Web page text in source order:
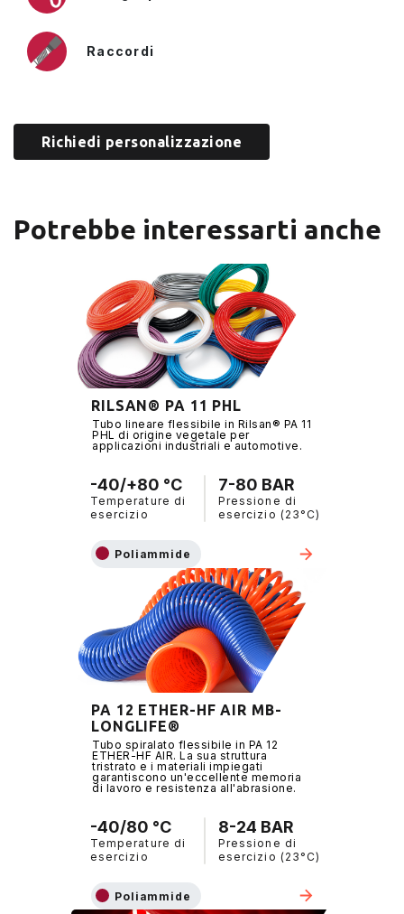
Raccordi
Richiedi personalizzazione
Potrebbe interessarti anche
RILSAN® PA 11 PHL
Tubo lineare flessibile in Rilsan® PA 11
PHL di origine vegetale per
applicazioni industriali e automotive.
-40/+80 °C
Temperature di
esercizio
7-80 BAR
Pressione di
esercizio (23°C)
Poliammide
PA 12 ETHER-HF AIR MB-
LONGLIFE®
Tubo spiralato flessibile in PA 12
ETHER-HF AIR. La sua struttura
tristrato e i materiali impiegati
garantiscono un'eccellente memoria
di lavoro e resistenza all'abrasione.
-40/80 °C
Temperature di
esercizio
8-24 BAR
Pressione di
esercizio (23°C)
Poliammide